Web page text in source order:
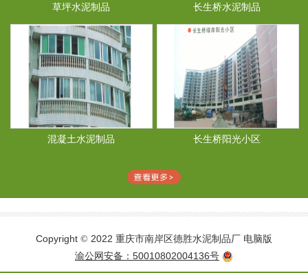
草坪水泥制品 长生桥水泥制品
混凝土水泥制品 长生桥阳光小区
Copyright © 2022 重庆市南岸区德胜水泥制品厂 电脑版
渝公网安备：50010802004136号